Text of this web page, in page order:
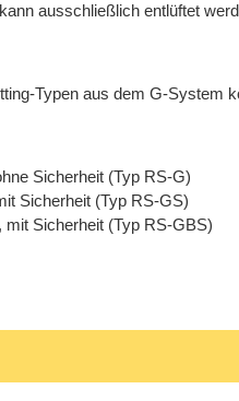
ausschließlich entlüftet
Typen aus dem G-System
Sicherheit (Typ RS-G)
Sicherheit (Typ RS-GS)
mit Sicherheit (Typ RS-GBS)